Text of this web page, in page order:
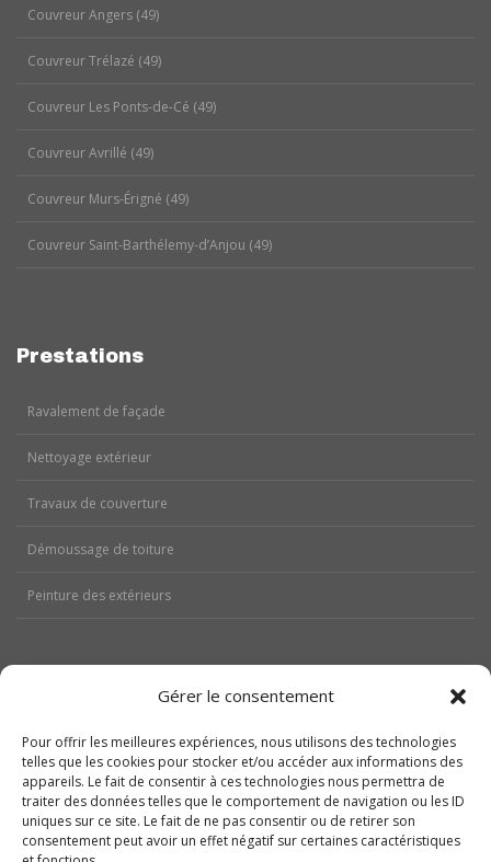
Gérer le consentement
Pour offrir les meilleures expériences, nous utilisons des technologies
telles que les cookies pour stocker et/ou accéder aux informations des
appareils. Le fait de consentir à ces technologies nous permettra de
traiter des données telles que le comportement de navigation ou les ID
uniques sur ce site. Le fait de ne pas consentir ou de retirer son
consentement peut avoir un effet négatif sur certaines caractéristiques
Couvreur Angers (49)
Couvreur Trélazé (49)
Couvreur Les Ponts-de-Cé (49)
Couvreur Avrillé (49)
Couvreur Murs-Érigné (49)
Couvreur Saint-Barthélemy-d’Anjou (49)
Prestations
Ravalement de façade
Nettoyage extérieur
Travaux de couverture
Démoussage de toiture
Peinture des extérieurs
Nos réalisations
Contactez-nous
Politique de cookies (UE)